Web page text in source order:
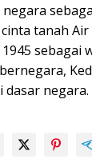
tanah
sebagai
dasar negara.